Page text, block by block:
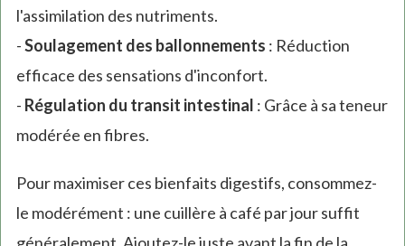
l'assimilation des nutriments.
-Soulagement des ballonnements : Réduction
efficace des sensations d'inconfort.
- Régulation du transit intestinal : Grâce à sa teneur
modérée en fibres.
Pour maximiser ces bienfaits digestifs, consommez-
le modérément : une cuillère à café par jour suffit